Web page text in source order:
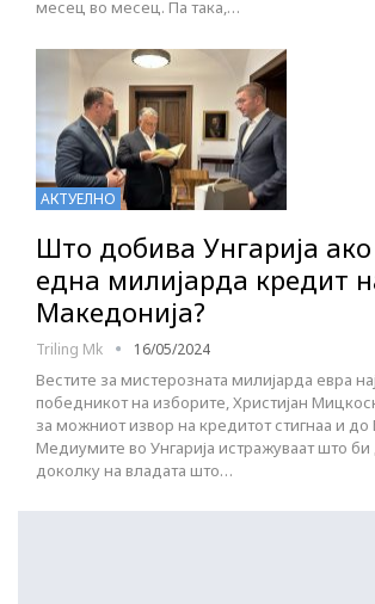
месец во месец. Па така,…
АКТУЕЛНО
Што добива Унгарија
една милијарда кредит
Македонија?
Triling Mk 16/05/2024
Вестите за мистерозната милијарда евра
победникот на изборите, Христијан
за можниот извор на кредитот стигнаа и
Медиумите во Унгарија истражуваат што би
доколку на владата што…